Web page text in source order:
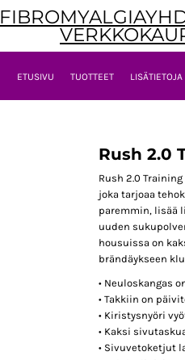
ETUSIVU TUOTTEET LISÄTIETOJA
Rush 2.0
Rush 2.0
joka tarjoaa
paremmin, lisää
uuden
housuissa on
brändäykseen
• Neuloskangas
• Takkiin on
• Kiristysnyöri
• Kaksi
• Sivuvetoketjut